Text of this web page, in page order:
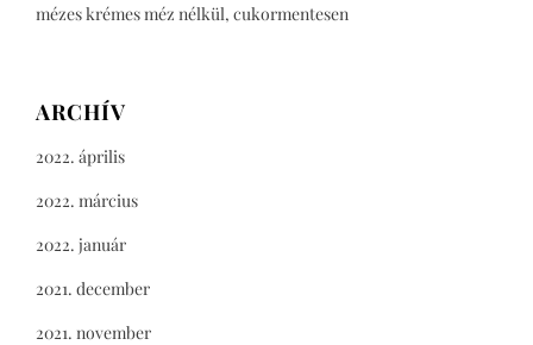
mézes krémes méz nélkül, cukormentesen
ARCHÍV
2022. április
2022. március
2022. január
2021. december
2021. november